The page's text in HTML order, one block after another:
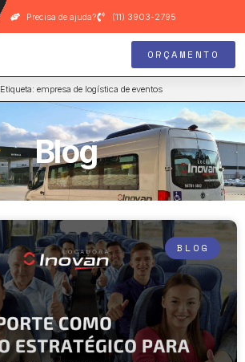
Precisa de ajuda? (11) 3903-2795
ORÇAMENTO
Etiqueta: empresa de logística de eventos
Blog
BLOG